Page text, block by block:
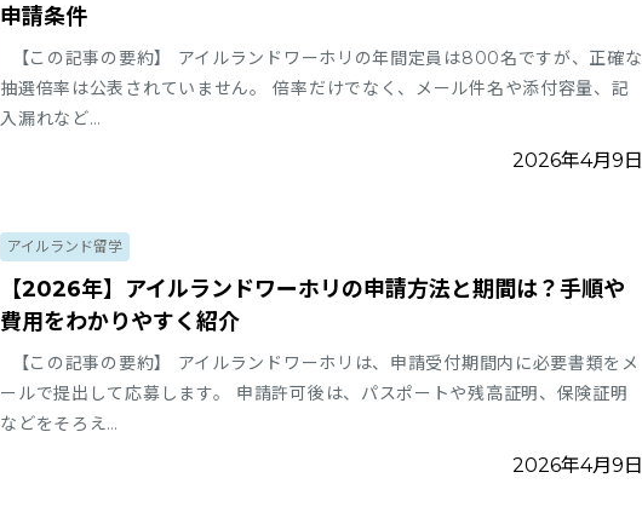
申請条件
【この記事の要約】 アイルランドワーホリの年間定員は800名ですが、正確な
抽選倍率は公表されていません。 倍率だけでなく、メール件名や添付容量、記
入漏れなど…
2026年4月9日
アイルランド留学
【2026年】アイルランドワーホリの申請方法と期間は？手順や
費用をわかりやすく紹介
【この記事の要約】 アイルランドワーホリは、申請受付期間内に必要書類をメ
ールで提出して応募します。 申請許可後は、パスポートや残高証明、保険証明
などをそろえ…
2026年4月9日